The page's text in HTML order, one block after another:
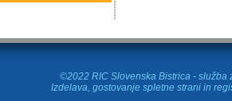
©2022 RIC Slovenska Bistrica - služba
Izdelava, gostovanje spletne strani in